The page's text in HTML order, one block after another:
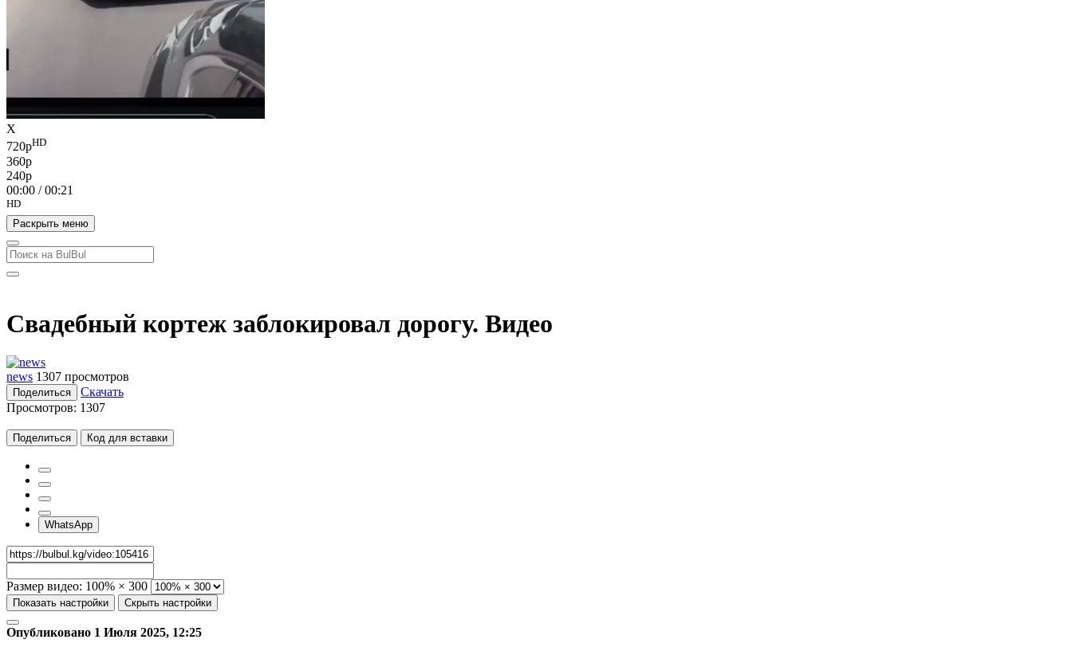
X
720pHD
360p
240p
00:00 /00:21
HD
Раскрыть меню
Свадебный кортеж заблокировал дорогу. Видео
news 1307 просмотров
Поделиться
Скачать
Просмотров: 1307
Поделиться Код для вставки
WhatsApp
Размер видео: 100% × 300
Показать настройки Скрыть настройки
Опубликовано 1 Июля 2025, 12:25